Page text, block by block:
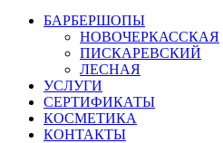
БАРБЕРШОПЫ
НОВОЧЕРКАССКАЯ
ПИСКАРЕВСКИЙ
ЛЕСНАЯ
УСЛУГИ
СЕРТИФИКАТЫ
КОСМЕТИКА
КОНТАКТЫ